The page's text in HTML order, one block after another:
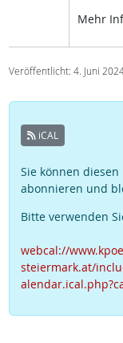
Mehr
Veröffentlicht: 4. Juni
iCAL
Sie können
abonnieren und
Bitte verwenden
webcal://
steiermark.at/